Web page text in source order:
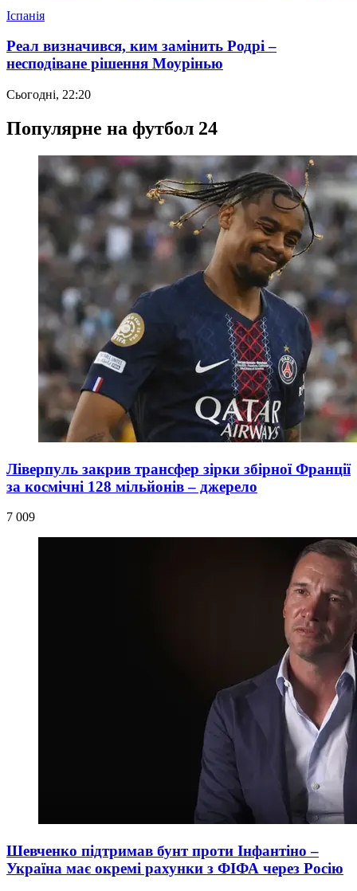
Іспанія
Реал визначився, ким замінить Родрі –
несподіване рішення Моурінью
Сьогодні, 22:20
Популярне на футбол 24
Ліверпуль закрив трансфер зірки збірної Франції
за космічні 128 мільйонів – джерело
7 009
Шевченко підтримав бунт проти Інфантіно –
Україна має окремі рахунки з ФІФА через Росію